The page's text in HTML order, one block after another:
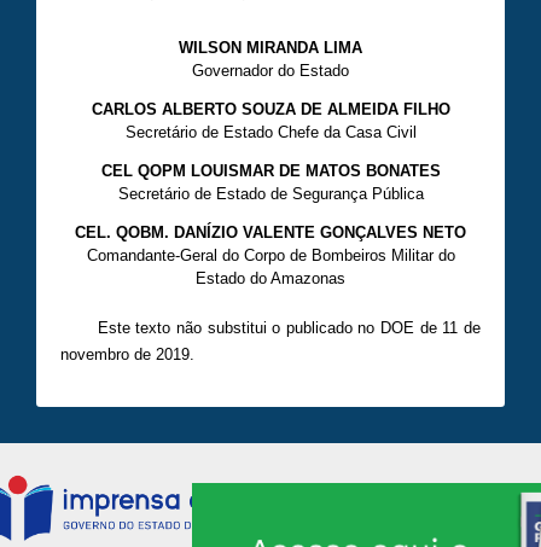
WILSON MIRANDA LIMA
Governador do Estado
CARLOS ALBERTO SOUZA DE ALMEIDA FILHO
Secretário de Estado Chefe da Casa Civil
CEL QOPM LOUISMAR DE MATOS BONATES
Secretário de Estado de Segurança Pública
CEL. QOBM. DANÍZIO VALENTE GONÇALVES NETO
Comandante-Geral do Corpo de Bombeiros Militar do
Estado do Amazonas
Este texto não substitui o publicado no DOE de 11 de
novembro de 2019.